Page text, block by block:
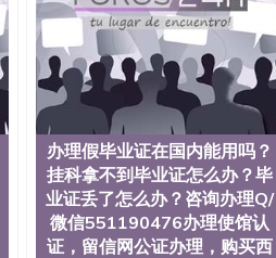
办理假毕业证在国内能用吗？
挂科拿不到毕业证怎么办？毕
业证丢了怎么办？咨询办理Q/
微信551190476办理使馆认
证，留信网公证办理，购买西